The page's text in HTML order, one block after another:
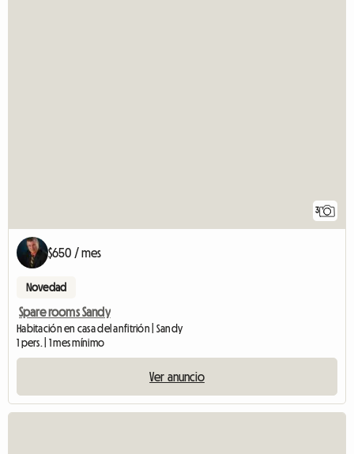
3
$650 / mes
Novedad
Spare rooms Sandy
Habitación en casa del anfitrión | Sandy
1 pers. | 1 mes mínimo
Ver anuncio